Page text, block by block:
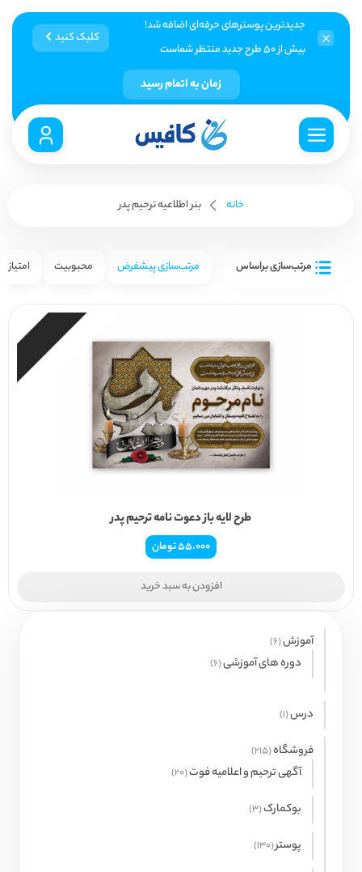
جدیدترین پوسترهای حرفه‌ای اضافه شد!
بیش از ۵۰ طرح جدید منتظر شماست
کلیک کنید
زمان به اتمام رسید
خانه بنر اطلاعیه ترحیم پدر
مرتب‌سازی براساس مرتب‌سازی پیشفرض محبوبیت امتیاز
طرح لایه باز دعوت نامه ترحیم پدر
55.000تومان
افزودن به سبد خرید
آموزش 6
6
محصول
دوره های آموزشی 6
6
درس 1
1
فروشگاه 215
215
محصول
آگهی ترحیم و اعلامیه فوت 20
20
بوکمارک 3
3
پوستر 130
130